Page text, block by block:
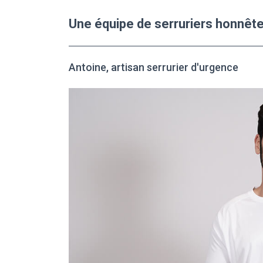
Une équipe de serruriers
Antoine, artisan serrurier d'urgence